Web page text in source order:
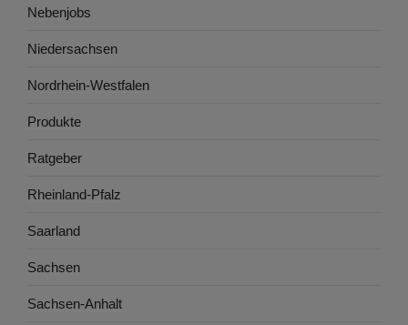
Nebenjobs
Niedersachsen
Nordrhein-Westfalen
Produkte
Ratgeber
Rheinland-Pfalz
Saarland
Sachsen
Sachsen-Anhalt